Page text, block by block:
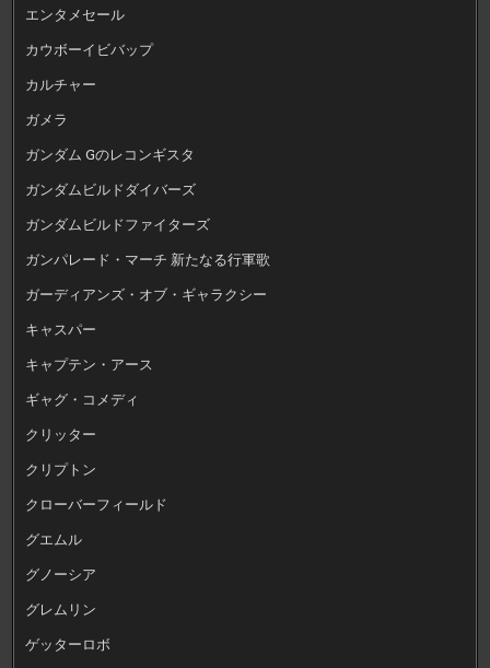
エンタメセール
カウボーイビバップ
カルチャー
ガメラ
ガンダム Gのレコンギスタ
ガンダムビルドダイバーズ
ガンダムビルドファイターズ
ガンパレード・マーチ 新たなる行軍歌
ガーディアンズ・オブ・ギャラクシー
キャスパー
キャプテン・アース
ギャグ・コメディ
クリッター
クリプトン
クローバーフィールド
グエムル
グノーシア
グレムリン
ゲッターロボ